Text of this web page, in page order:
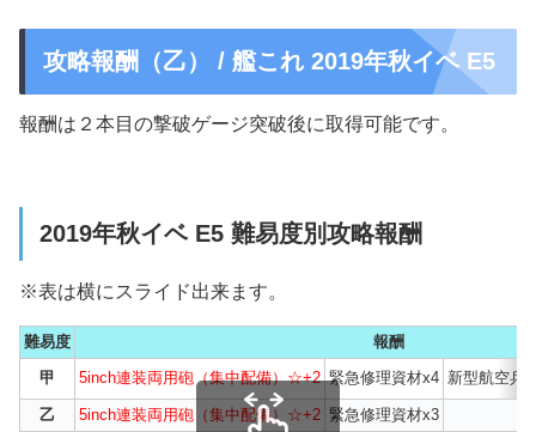
攻略報酬（乙） / 艦これ 2019年秋イベ E5
報酬は２本目の撃破ゲージ突破後に取得可能です。
2019年秋イベ E5 難易度別攻略報酬
※表は横にスライド出来ます。
難易度
報酬
甲
5inch連装両用砲（集中配備）☆+2 緊急修理資材x4 新型航空兵
乙 5inch連装両用砲（集中配備）☆+2 緊急修理資材x3